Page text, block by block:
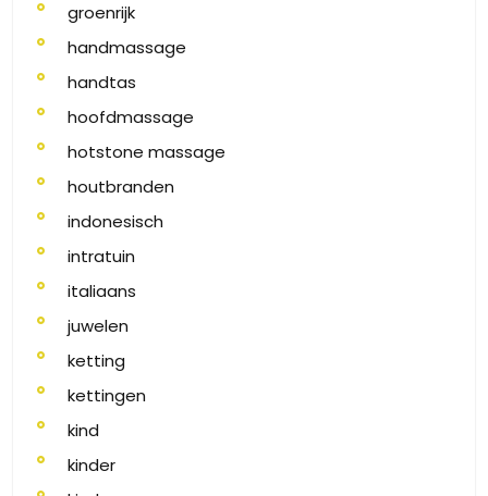
groenrijk
handmassage
handtas
hoofdmassage
hotstone massage
houtbranden
indonesisch
intratuin
italiaans
juwelen
ketting
kettingen
kind
kinder